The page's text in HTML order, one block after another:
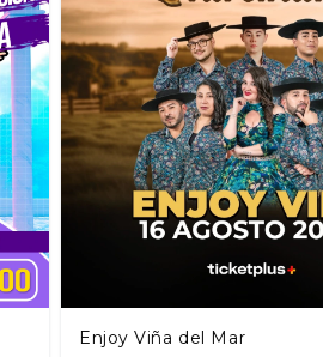
Enjoy Viña del Mar